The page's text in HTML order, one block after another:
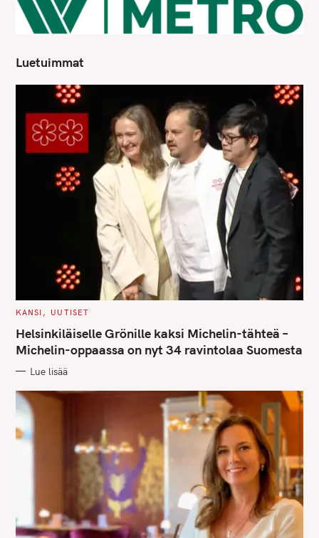
Luetuimmat
C
T
E
G
O
I
S
KANSI UUTISET
Helsinkiläiselle Grönille kaksi Michelin-tähteä –
Michelin-oppaassa on nyt 34 ravintolaa Suomesta
Lue lisää
S
e